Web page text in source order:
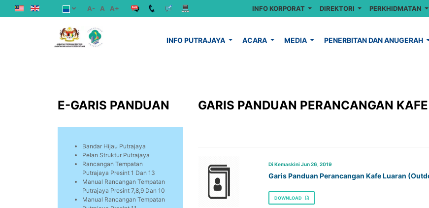
A- A A+ INFO KORPORAT DIREKTORI PERKHIDMATAN
INFO PUTRAJAYA ACARA MEDIA PENERBITAN DAN ANUGERAH
E-GARIS PANDUAN
Bandar Hijau Putrajaya
Pelan Struktur Putrajaya
Rancangan Tempatan
Putrajaya Presint 1 Dan 13
Manual Rancangan Tempatan
Putrajaya Presint 7,8,9 Dan 10
Manual Rancangan Tempatan
GARIS PANDUAN PERANCANGAN
Di Kemaskini Jun 26, 2019
Garis Panduan Perancangan Kafe Luaran
DOWNLOAD